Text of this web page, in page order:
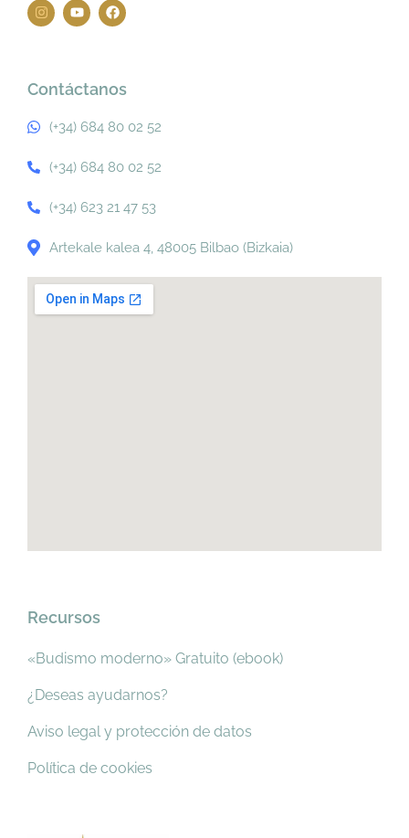
Contáctanos
(+34) 684 80 02 52
(+34) 684 80 02 52
(+34) 623 21 47 53
Artekale kalea 4, 48005 Bilbao (Bizkaia)
Recursos
«Budismo moderno» Gratuito (ebook)
¿Deseas ayudarnos?
Aviso legal y protección de datos
Política de cookies